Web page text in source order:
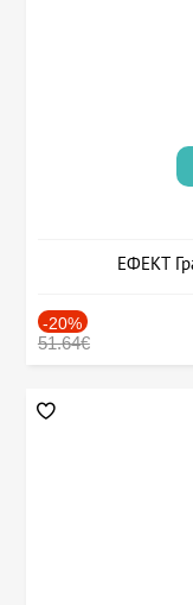
ЕФЕКТ
-20%
51.64€